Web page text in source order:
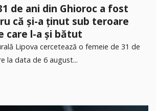
de ani din Ghioroc a fost
că și-a ținut sub teroare
care l-a și bătut
Lipova cercetează o femeie de 31 de
la data de 6 august...